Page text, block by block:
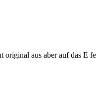
original aus aber auf das E